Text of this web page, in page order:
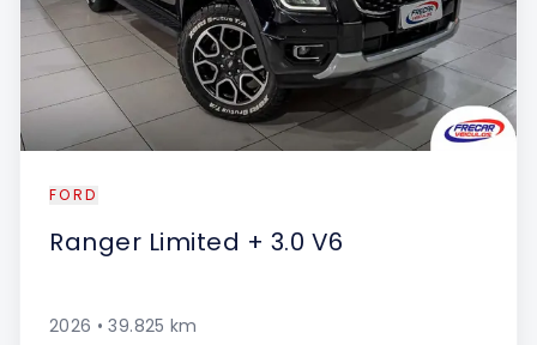
FORD
Ranger Limited + 3.0 V6
2026 •39.825 km